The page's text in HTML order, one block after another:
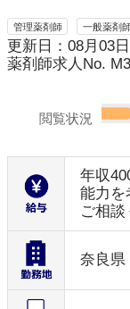
管理薬剤師 一般薬剤
更新日：08月03日
薬剤師求人No.
閲覧状況
年収
能力を
ご相談
奈良県